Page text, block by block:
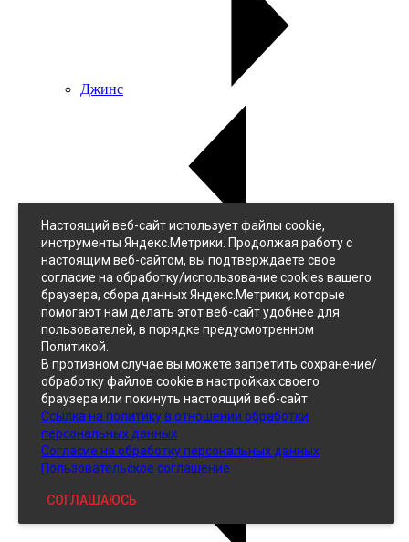
Джинс
Джинс
Однотонный
Принтованный
Кожзам
Настоящий веб-сайт использует файлы cookie,
инструменты Яндекс.Метрики. Продолжая работу с
настоящим веб-сайтом, вы подтверждаете свое
согласие на обработку/использование cookies вашего
браузера, сбора данных Яндекс.Метрики, которые
помогают нам делать этот веб-сайт удобнее для
пользователей, в порядке предусмотренном
Политикой.
В противном случае вы можете запретить сохранение/
обработку файлов cookie в настройках своего
браузера или покинуть настоящий веб-сайт.
Ссылка на политику в отношении обработки
персональных данных
Согласие на обработку персональных данных
Пользовательское соглашение
СОГЛАШАЮСЬ